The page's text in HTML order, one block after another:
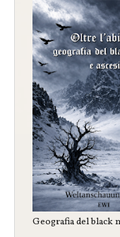
Geografia del black